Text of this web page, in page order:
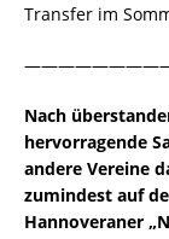
Transfer im
Nach
hervorragende
andere Vereine
zumindest auf
Hannoveraner